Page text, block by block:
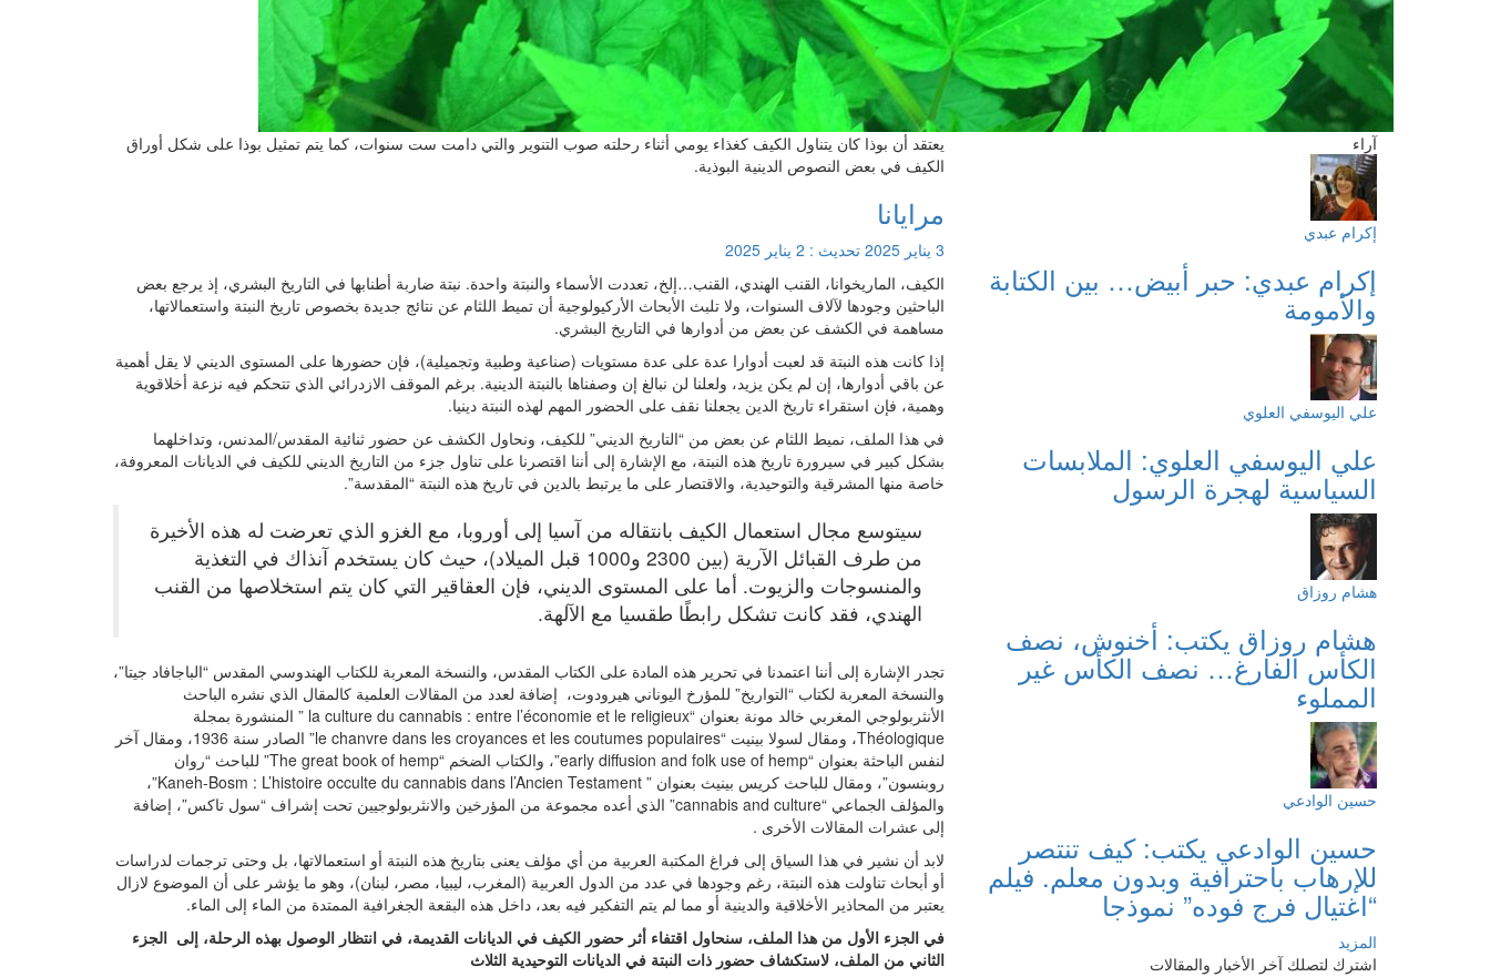
يعتقد أن بوذا كان يتناول الكيف كغذاء يومي أثناء رحلته صوب التنوير والتي دامت ست سنوات، كما يتم تمثيل بوذا على شكل أوراق
الكيف في بعض النصوص الدينية البوذية.
مرايانا
3 يناير 2025 تحديث : 2 يناير 2025
الكيف، الماريخوانا، القنب الهندي، القنب…إلخ، تعددت الأسماء والنبتة واحدة. نبتة ضاربة أطنابها في التاريخ البشري، إذ يرجع بعض
الباحثين وجودها لآلاف السنوات، ولا تلبث الأبحاث الأركيولوجية أن تميط اللثام عن نتائج جديدة بخصوص تاريخ النبتة واستعمالاتها،
مساهمة في الكشف عن بعض من أدوارها في التاريخ البشري.
إذا كانت هذه النبتة قد لعبت أدوارا عدة على عدة مستويات (صناعية وطبية وتجميلية)، فإن حضورها على المستوى الديني لا يقل أهمية
عن باقي أدوارها، إن لم يكن يزيد، ولعلنا لن نبالغ إن وصفناها بالنبتة الدينية. برغم الموقف الازدرائي الذي تتحكم فيه نزعة أخلاقوية
وهمية، فإن استقراء تاريخ الدين يجعلنا نقف على الحضور المهم لهذه النبتة دينيا.
في هذا الملف، نميط اللثام عن بعض من “التاريخ الديني” للكيف، ونحاول الكشف عن حضور ثنائية المقدس/المدنس، وتداخلهما
بشكل كبير في سيرورة تاريخ هذه النبتة، مع الإشارة إلى أننا اقتصرنا على تناول جزء من التاريخ الديني للكيف في الديانات المعروفة،
خاصة منها المشرقية والتوحيدية، والاقتصار على ما يرتبط بالدين في تاريخ هذه النبتة “المقدسة”.
سيتوسع مجال استعمال الكيف بانتقاله من آسيا إلى أوروبا، مع الغزو الذي تعرضت له هذه الأخيرة
من طرف القبائل الآرية (بين 2300 و1000 قبل الميلاد)، حيث كان يستخدم آنذاك في التغذية
والمنسوجات والزيوت. أما على المستوى الديني، فإن العقاقير التي كان يتم استخلاصها من القنب
الهندي، فقد كانت تشكل رابطًا طقسيا مع الآلهة.
تجدر الإشارة إلى أننا اعتمدنا في تحرير هذه المادة على الكتاب المقدس، والنسخة المعربة للكتاب الهندوسي المقدس “الباجافاد جيتا”،
والنسخة المعربة لكتاب “التواريخ” للمؤرخ اليوناني هيرودوت، إضافة لعدد من المقالات العلمية كالمقال الذي نشره الباحث
الأنثربولوجي المغربي خالد مونة بعنوان “la culture du cannabis : entre l’économie et le religieux ” المنشورة بمجلة
Théologique، ومقال لسولا بينيت “le chanvre dans les croyances et les coutumes populaires” الصادر سنة 1936، ومقال آخر
لنفس الباحثة بعنوان “early diffusion and folk use of hemp”، والكتاب الضخم “The great book of hemp” للباحث “روان
روبنسون”، ومقال للباحث كريس بينيث بعنوان ” Kaneh-Bosm : L’histoire occulte du cannabis dans l’Ancien Testament”،
والمؤلف الجماعي “cannabis and culture” الذي أعده مجموعة من المؤرخين والانثربولوجيين تحت إشراف “سول تاكس”، إضافة
إلى عشرات المقالات الأخرى .
لابد أن نشير في هذا السياق إلى فراغ المكتبة العربية من أي مؤلف يعنى بتاريخ هذه النبتة أو استعمالاتها، بل وحتى ترجمات لدراسات
أو أبحاث تناولت هذه النبتة، رغم وجودها في عدد من الدول العربية (المغرب، ليبيا، مصر، لبنان)، وهو ما يؤشر على أن الموضوع لازال
يعتبر من المحاذير الأخلاقية والدينية أو مما لم يتم التفكير فيه بعد، داخل هذه البقعة الجغرافية الممتدة من الماء إلى الماء.
في الجزء الأول من هذا الملف، سنحاول اقتفاء أثر حضور الكيف في الديانات القديمة، في انتظار الوصول بهذه الرحلة، إلى الجزء
الثاني من الملف، لاستكشاف حضور ذات النبتة في الديانات التوحيدية الثلاث
آراء
إكرام عبدي
إكرام عبدي: حبر أبيض… بين الكتابة
والأمومة
علي اليوسفي العلوي
علي اليوسفي العلوي: الملابسات
السياسية لهجرة الرسول
هشام روزاق
هشام روزاق يكتب: أخنوش، نصف
الكأس الفارغ… نصف الكأس غير
المملوء
حسين الوادعي
حسين الوادعي يكتب: كيف تنتصر
للإرهاب باحترافية وبدون معلم. فيلم
“اغتيال فرج فوده” نموذجا
المزيد
اشترك لتصلك آخر الأخبار والمقالات